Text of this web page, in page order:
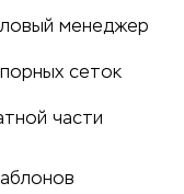
менеджер
сеток
части